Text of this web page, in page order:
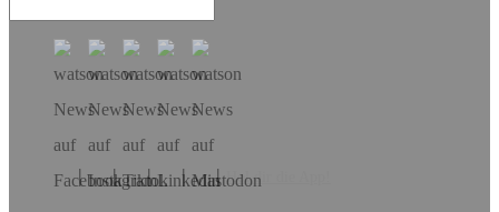
Hol dir die App!